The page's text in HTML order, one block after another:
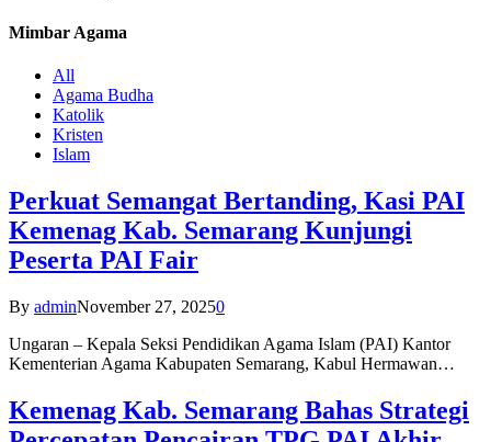
Mimbar Agama
All
Agama Budha
Katolik
Kristen
Islam
Perkuat Semangat Bertanding, Kasi PAI
Kemenag Kab. Semarang Kunjungi
Peserta PAI Fair
By adminNovember 27, 20250
Ungaran – Kepala Seksi Pendidikan Agama Islam (PAI) Kantor
Kementerian Agama Kabupaten Semarang, Kabul Hermawan…
Kemenag Kab. Semarang Bahas Strategi